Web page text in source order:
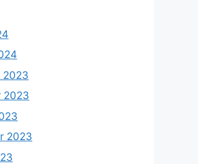
2023
2023
2023